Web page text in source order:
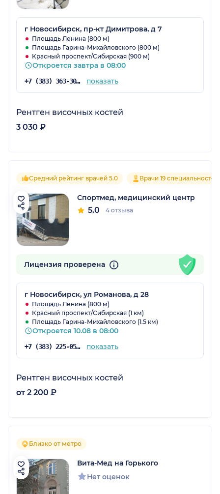
г Новосибирск, пр-кт Димитрова, д 7
Площадь Ленина (800 м)
Площадь Гарина-Михайловского (800 м)
Красный проспект/Сибирская (900 м)
Откроется завтра в 08:00
+7 (383) 363-30-03 показать
Рентген височных костей
3 030 ₽
Средний рейтинг врачей 5.0 Врачи 19 специальностей
Спортмед, медицинский центр
5.0 4 отзыва
Лицензия проверена
г Новосибирск, ул Романова, д 28
Площадь Ленина (800 м)
Красный проспект/Сибирская (1 км)
Площадь Гарина-Михайловского (1.5 км)
Откроется 10.08 в 08:00
+7 (383) 225-05-05 показать
Рентген височных костей
от 2 200 ₽
Близко от метро
Вита-Мед на Горького
Нет оценок